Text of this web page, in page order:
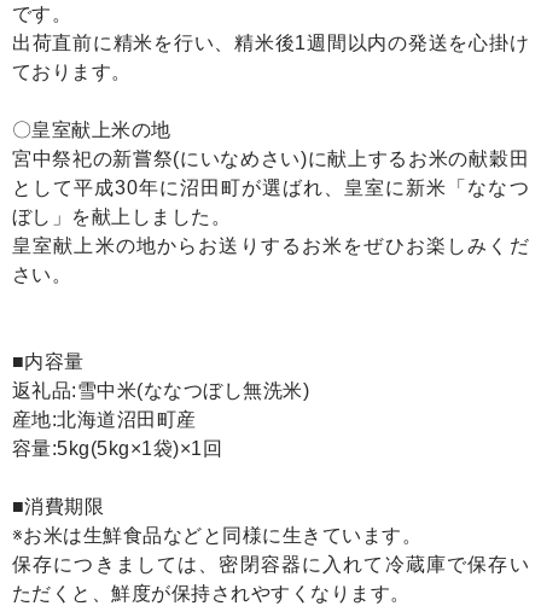
です。
出荷直前に精米を行い、精米後1週間以内の発送を心掛け
ております。
〇皇室献上米の地
宮中祭祀の新嘗祭(にいなめさい)に献上するお米の献穀田
として平成30年に沼田町が選ばれ、皇室に新米「ななつ
ぼし」を献上しました。
皇室献上米の地からお送りするお米をぜひお楽しみくだ
さい。
■内容量
返礼品:雪中米(ななつぼし無洗米)
産地:北海道沼田町産
容量:5kg(5kg×1袋)×1回
■消費期限
※お米は生鮮食品などと同様に生きています。
保存につきましては、密閉容器に入れて冷蔵庫で保存い
ただくと、鮮度が保持されやすくなります。